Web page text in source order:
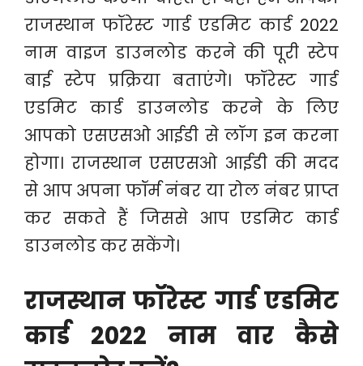
राजस्थान फॉरेस्ट गार्ड एडमिट कार्ड 2022
नाम वाइज डाउनलोड करने की पूरी स्टेप
बाई स्टेप प्रक्रिया बताएंगे। फॉरेस्ट गार्ड
एडमिट कार्ड डाउनलोड करने के लिए
आपको एसएसओ आईडी से लॉग इन करना
होगा। राजस्थान एसएसओ आईडी की मदद
से आप अपना फॉर्म नंबर या रोल नंबर प्राप्त
कर सकते हैं जिससे आप एडमिट कार्ड
डाउनलोड कर सकेंगे।
राजस्थान फॉरेस्ट गार्ड एडमिट
कार्ड 2022 नाम वार कैसे